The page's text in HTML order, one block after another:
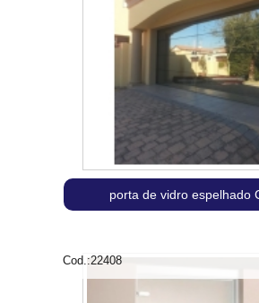
porta de vidro espelhado
Cod.:22408